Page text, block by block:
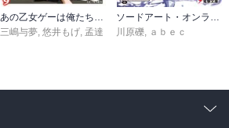
あの乙女ゲーは俺たちに厳しい世界です 6
三嶋与夢, 悠井もげ, 孟達
ソードアート・オンライン29 ユナイタル・リングVIII
川原礫, ａｂｅｃ